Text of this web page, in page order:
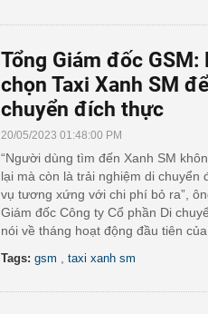
Tổng Giám đốc
chọn Taxi Xanh SM
chuyển đích thực
20/05/2023 01:48:00 PM
“Người dùng tìm đến Xanh SM
lại mà còn là trải nghiệm di
vụ tương xứng với chi phí bỏ ra”,
Giám đốc Công ty Cổ phần Di
nói về tháng hoạt động đầu tiên
Tags: gsm taxi xanh sm